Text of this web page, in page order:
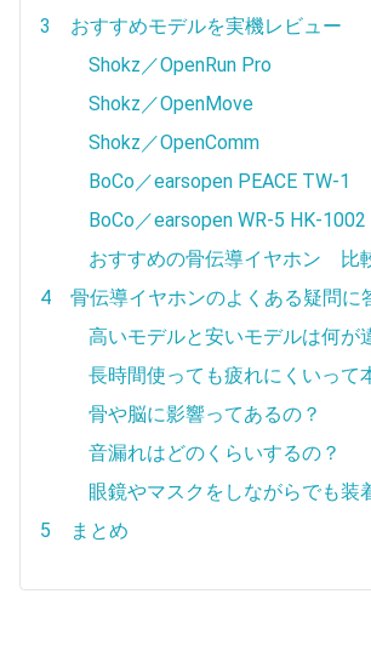
3 おすすめモデルを実機レビュー
Shokz／OpenRun Pro
Shokz／OpenMove
Shokz／OpenComm
BoCo／earsopen PEACE TW-1
BoCo／earsopen WR-5 HK-1002
おすすめの骨伝導イヤホン 比
4 骨伝導イヤホンのよくある疑問に
高いモデルと安いモデルは何が
長時間使っても疲れにくいって
骨や脳に影響ってあるの？
音漏れはどのくらいするの？
眼鏡やマスクをしながらでも装
5 まとめ